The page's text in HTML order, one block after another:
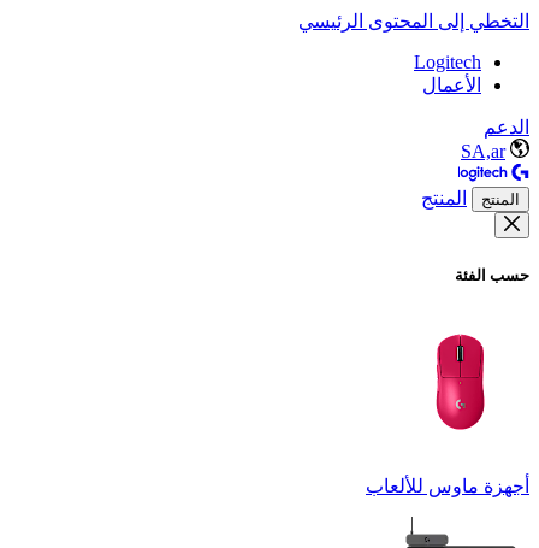
التخطي إلى المحتوى الرئيسي
Logitech
الأعمال
الدعم
SA,ar
المنتج المنتج
حسب الفئة
أجهزة ماوس للألعاب